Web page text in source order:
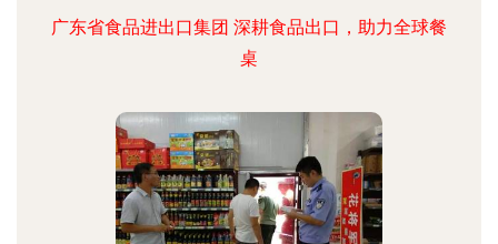
广东省食品进出口集团 深耕食品出口，助力全球餐
桌